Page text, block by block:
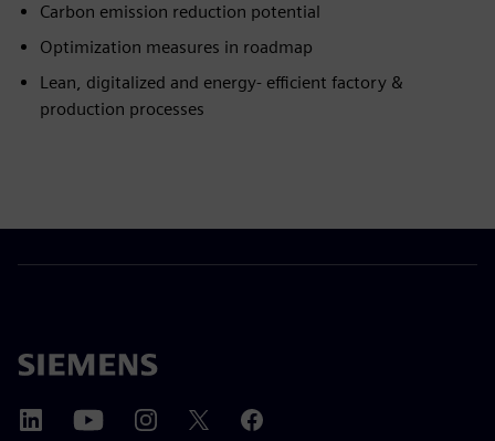
Carbon emission reduction potential
Optimization measures in roadmap
Lean, digitalized and energy- efficient factory &
production processes